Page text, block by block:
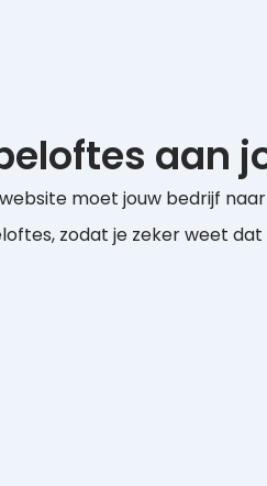
aan
moet jouw bedrijf
zodat je zeker weet